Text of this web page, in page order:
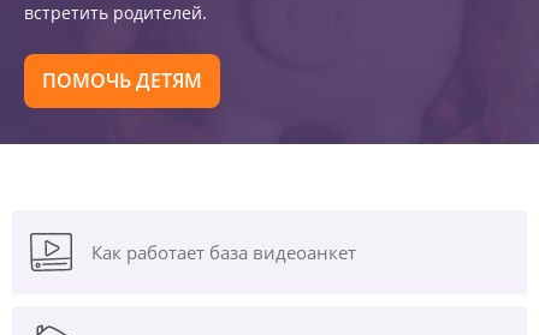
встретить родителей.
ПОМОЧЬ ДЕТЯМ
Как работает база видеоанкет